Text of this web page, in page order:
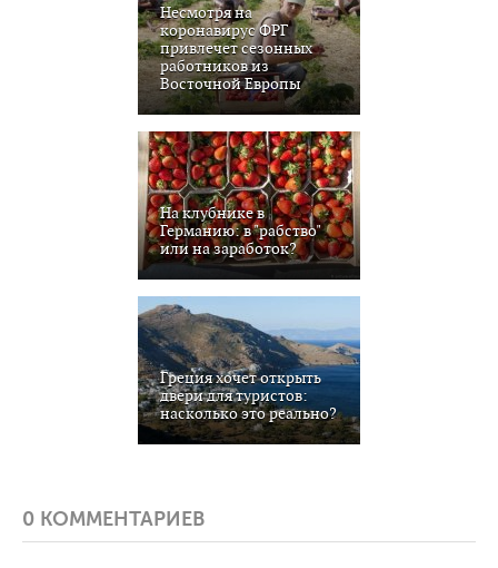
Несмотря на
коронавирус ФРГ
привлечет сезонных
работников из
Восточной Европы
На клубнике в
Германию: в "рабство"
или на заработок?
Греция хочет открыть
двери для туристов:
насколько это реально?
0 КОММЕНТАРИЕВ